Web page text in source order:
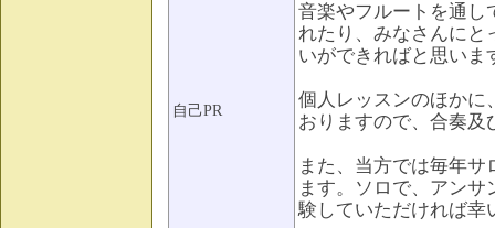
自己PR
音楽やフルートを通し
れたり、みなさんにと
いができればと思いま
個人レッスンのほかに
おりますので、合奏及
また、当方では毎年
ます。ソロで、アン
験していただければ幸